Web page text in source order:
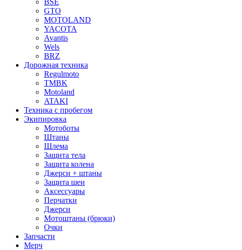
BSE
GTO
MOTOLAND
YACOTA
Avantis
Wels
BRZ
Дорожная техника
Regulmoto
TMBK
Motoland
ATAKI
Техника с пробегом
Экипировка
Мотоботы
Штаны
Шлема
Защита тела
Защита колена
Джерси + штаны
Защита шеи
Аксессуары
Перчатки
Джерси
Мотоштаны (брюки)
Очки
Запчасти
Мерч